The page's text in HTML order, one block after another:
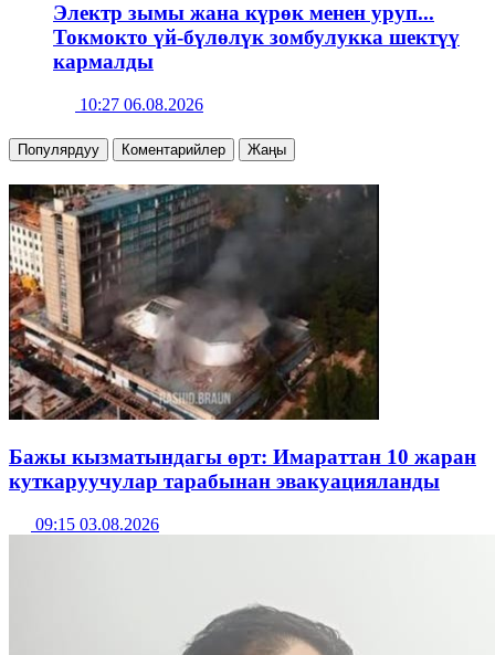
Электр зымы жана күрөк менен уруп...
Токмокто үй-бүлөлүк зомбулукка шектүү
кармалды
10:27 06.08.2026
Популярдуу Коментарийлер Жаңы
Бажы кызматындагы өрт: Имараттан 10 жаран
куткаруучулар тарабынан эвакуацияланды
09:15 03.08.2026